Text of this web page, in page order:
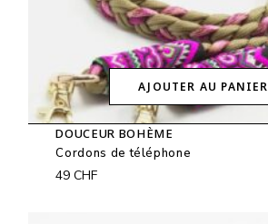
AJOUTER AU PANIER
DOUCEUR BOHÈME
Cordons de téléphone
49CHF